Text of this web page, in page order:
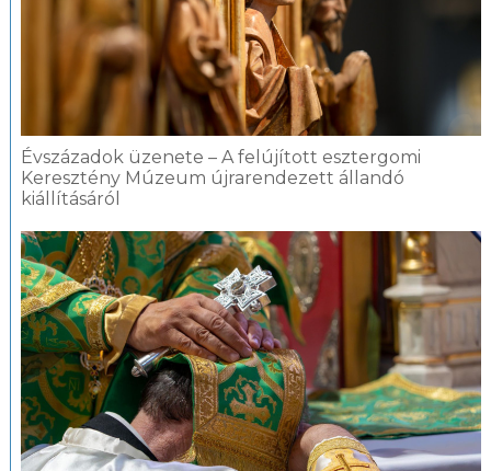
Évszázadok üzenete – A felújított esztergomi
Keresztény Múzeum újrarendezett állandó
kiállításáról